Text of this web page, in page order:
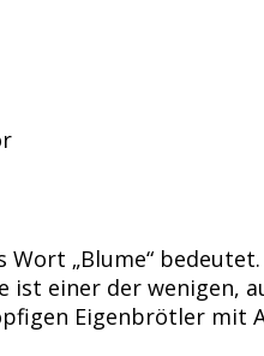
„Blume“
ist einer der wenigen,
Eigenbrötler mit